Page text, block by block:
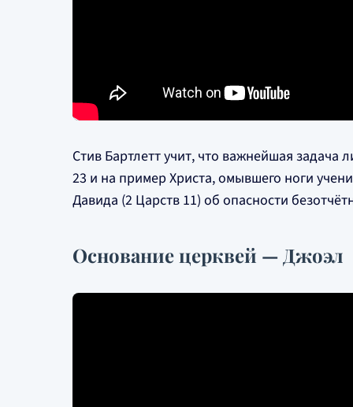
Стив Бартлетт учит, что важнейшая
23 и на пример Христа, омывшего ноги
Давида (2 Царств 11) об опасности
Основание церквей — Джоэл